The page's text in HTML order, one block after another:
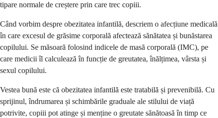
tipare normale de creștere prin care trec copiii.
Când vorbim despre obezitatea infantilă, descriem o afecțiune medicală
în care excesul de grăsime corporală afectează sănătatea și bunăstarea
copilului. Se măsoară folosind indicele de masă corporală (IMC), pe
care medicii îl calculează în funcție de greutatea, înălțimea, vârsta și
sexul copilului.
Vestea bună este că obezitatea infantilă este tratabilă și prevenibilă. Cu
sprijinul, îndrumarea și schimbările graduale ale stilului de viață
potrivite, copiii pot atinge și menține o greutate sănătoasă în timp ce